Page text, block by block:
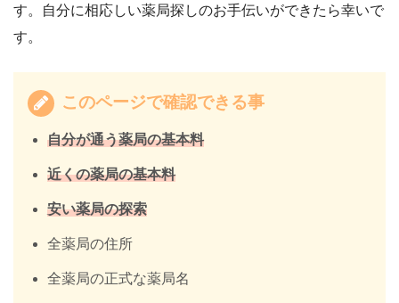
す。自分に相応しい薬局探しのお手伝いができたら幸いで
す。
このページで確認できる事
自分が通う薬局の基本料
近くの薬局の基本料
安い薬局の探索
全薬局の住所
全薬局の正式な薬局名